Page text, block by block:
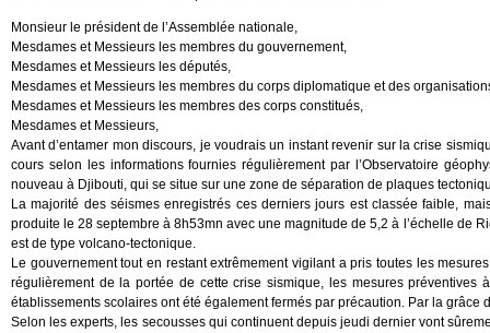
Monsieur le président de l’Assemblée nationale,
Mesdames et Messieurs les membres du gouvernement,
Mesdames et Messieurs les députés,
Mesdames et Messieurs les membres du corps diplomatique et des
Mesdames et Messieurs les membres des corps constitués,
Mesdames et Messieurs,
Avant d’entamer mon discours, je voudrais un instant revenir sur la crise
cours selon les informations fournies régulièrement par l’Observatoire
nouveau à Djibouti, qui se situe sur une zone de séparation de plaques
La majorité des séismes enregistrés ces derniers jours est classée faible,
produite le 28 septembre à 8h53mn avec une magnitude de 5,2 à l’échelle de
est de type volcano-tectonique.
Le gouvernement tout en restant extrêmement vigilant a pris toutes les
régulièrement de la portée de cette crise sismique, les mesures
établissements scolaires ont été également fermés par précaution. Par la
Selon les experts, les secousses qui continuent depuis jeudi dernier vont